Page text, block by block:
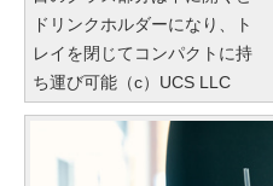
ドリンクホルダーになり、ト
レイを閉じてコンパクトに持
ち運び可能（c）UCS LLC